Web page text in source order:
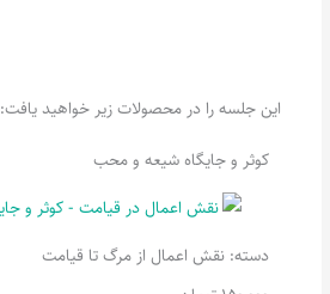
این جلسه را در محصولات زیر خواهید یافت:
کوثر و جایگاه شیعه و محب
دسته:نقش اعمال از مرگ تا قیامت